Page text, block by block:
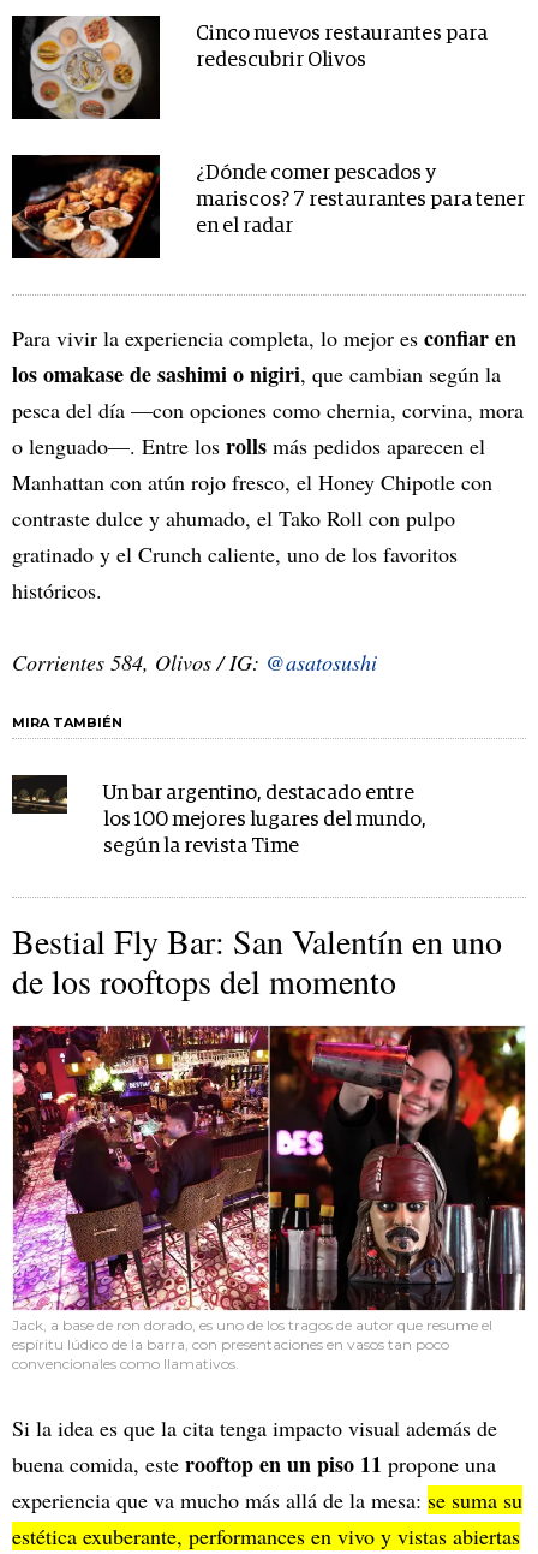
Cinco nuevos restaurantes para
redescubrir Olivos
¿Dónde comer pescados y
mariscos? 7 restaurantes para tener
en el radar
Para vivir la experiencia completa, lo mejor es confiar en
los omakase de sashimi o nigiri, que cambian según la
pesca del día —con opciones como chernia, corvina, mora
o lenguado—. Entre los rolls más pedidos aparecen el
Manhattan con atún rojo fresco, el Honey Chipotle con
contraste dulce y ahumado, el Tako Roll con pulpo
gratinado y el Crunch caliente, uno de los favoritos
históricos.
Corrientes 584, Olivos / IG: @asatosushi
MIRA TAMBIÉN
Un bar argentino, destacado entre
los 100 mejores lugares del mundo,
según la revista Time
Bestial Fly Bar: San Valentín en uno
de los rooftops del momento
Jack, a base de ron dorado, es uno de los tragos de autor que resume el
espíritu lúdico de la barra, con presentaciones en vasos tan poco
convencionales como llamativos.
Si la idea es que la cita tenga impacto visual además de
buena comida, este rooftop en un piso 11 propone una
experiencia que va mucho más allá de la mesa: se suma su
estética exuberante, performances en vivo y vistas abiertas